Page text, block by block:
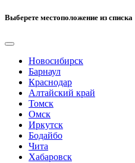
Выберете местоположение из списка
Новосибирск
Барнаул
Краснодар
Алтайский край
Томск
Омск
Иркутск
Бодайбо
Чита
Хабаровск